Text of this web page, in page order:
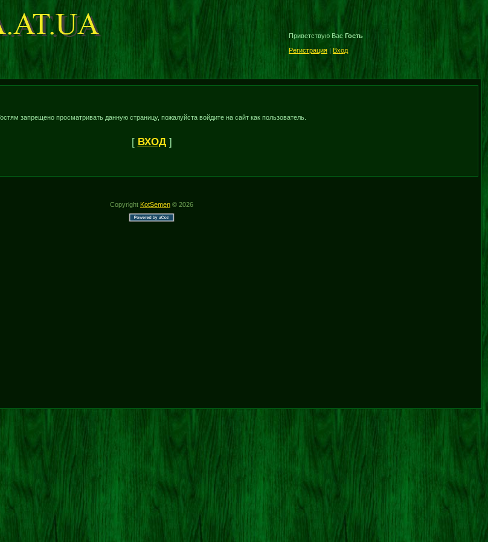
Приветствую Вас Гость
Регистрация | Вход
запрещено просматривать данную страницу, пожалуйста войдите на сайт как пользователь.
[ ВХОД]
Copyright KotSemen © 2026